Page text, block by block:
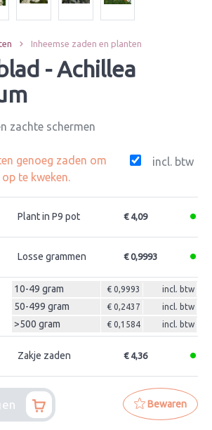
Inheemse zaden en planten
- Achillea
zachte schermen
genoeg zaden om
te kweken.
incl. btw
Plant in P9 pot € 4,09
Losse grammen € 0,9993
10-49 gram € 0,9993 incl. btw
50-499 gram € 0,2437 incl. btw
>500 gram € 0,1584 incl. btw
Zakje zaden € 4,36
Bewaren